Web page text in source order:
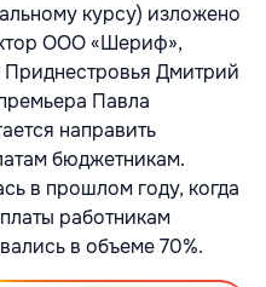
курсу) изложено
ООО «Шериф»,
Приднестровья Дмитрий
Павла
направить
бюджетникам.
в прошлом году, когда
работникам
в объеме 70%.